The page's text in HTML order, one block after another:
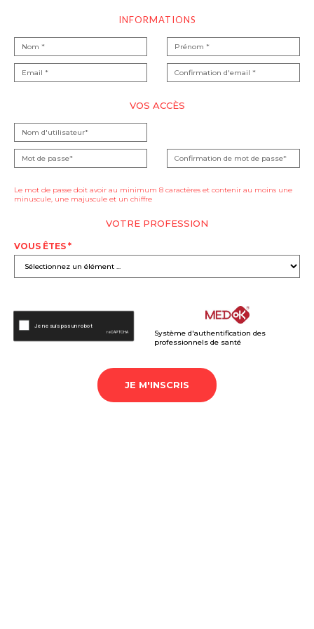
INFORMATIONS
VOS ACCÈS
Le mot de passe doit avoir au minimum 8 caractères et contenir au moins une
minuscule, une majuscule et un chiffre
VOTRE PROFESSION
VOUS ÊTES *
Système d'authentification des
professionnels de santé
JE M'INSCRIS